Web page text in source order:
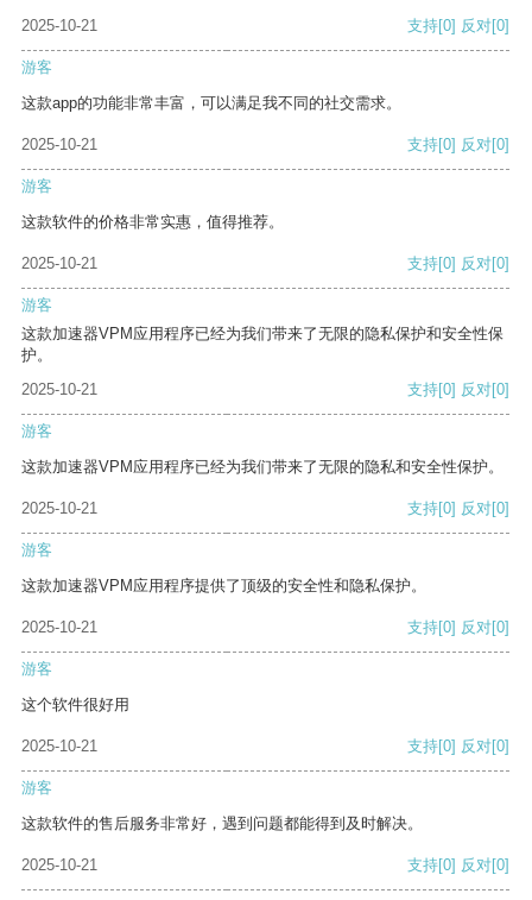
2025-10-21 支持[0] 反对[0]
游客
这款app的功能非常丰富，可以满足我不同的社交需求。
2025-10-21 支持[0] 反对[0]
游客
这款软件的价格非常实惠，值得推荐。
2025-10-21 支持[0] 反对[0]
游客
这款加速器VPM应用程序已经为我们带来了无限的隐私保护和安全性保
护。
2025-10-21
支持[0] 反对[0]
游客
这款加速器VPM应用程序已经为我们带来了无限的隐私和安全性保护。
2025-10-21 支持[0] 反对[0]
游客
这款加速器VPM应用程序提供了顶级的安全性和隐私保护。
2025-10-21 支持[0] 反对[0]
游客
这个软件很好用
2025-10-21 支持[0] 反对[0]
游客
这款软件的售后服务非常好，遇到问题都能得到及时解决。
2025-10-21 支持[0] 反对[0]